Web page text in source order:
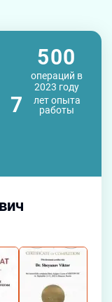
500
операций в
2023 году
7 летопыта
работы